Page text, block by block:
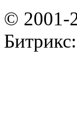
© 2001-